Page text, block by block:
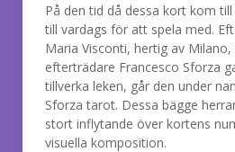
På den tid då dessa kort kom
till vardags för att spela med.
Maria Visconti, hertig av Milano,
efterträdare Francesco Sforza
tillverka leken, går den under
Sforza tarot. Dessa bägge
stort inflytande över kortens
visuella komposition.